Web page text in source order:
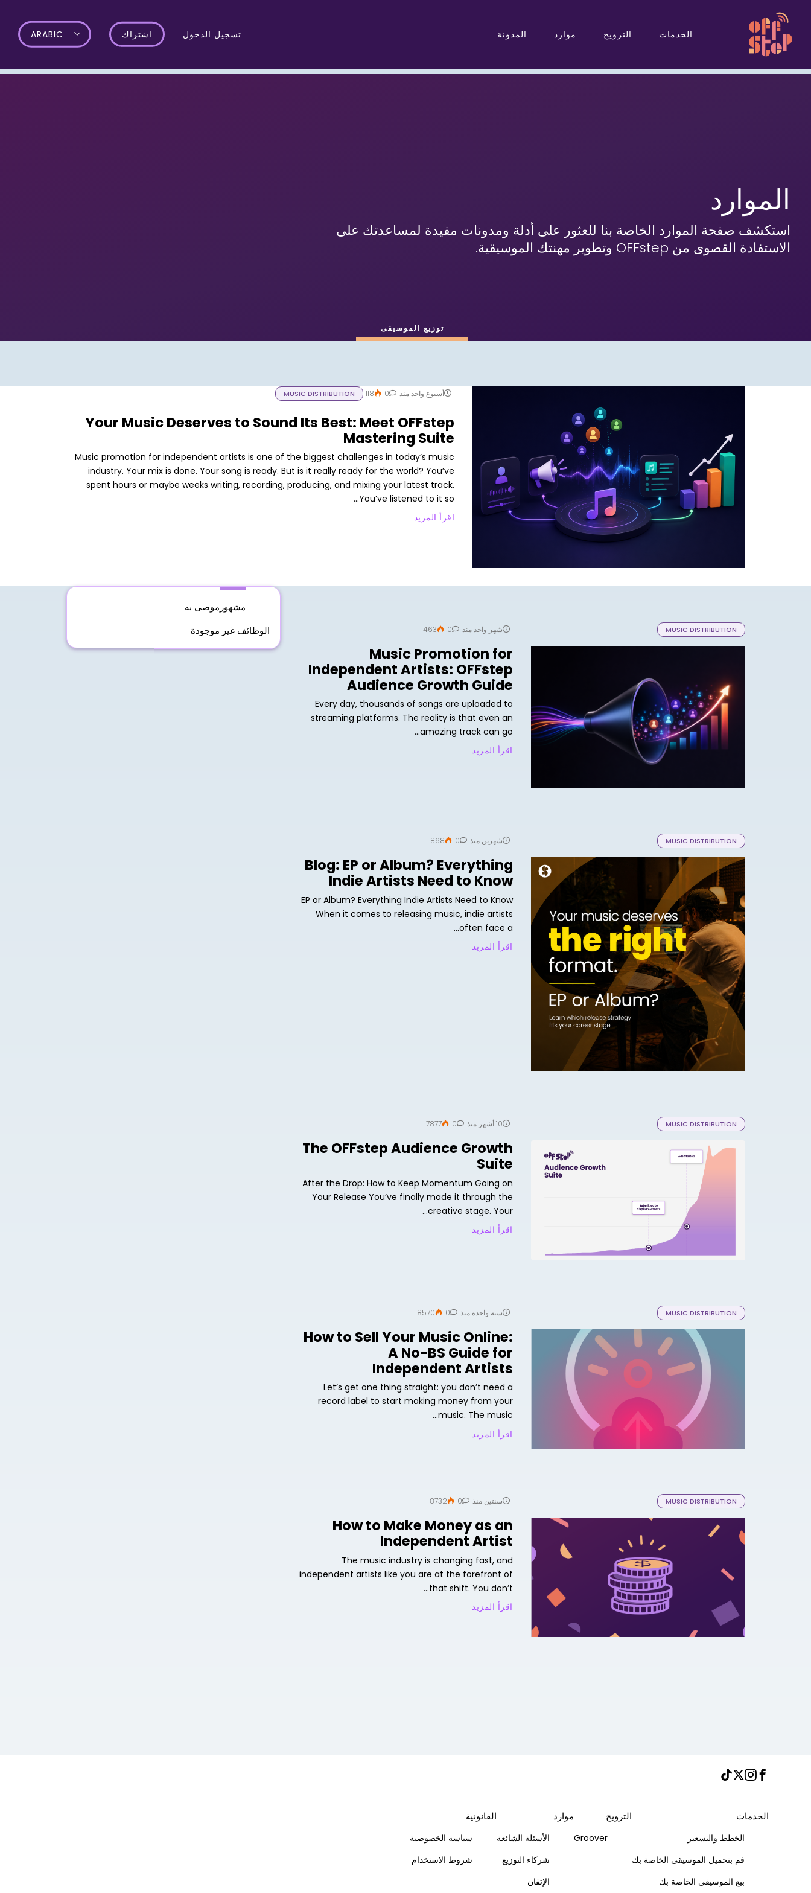
الخدمات الترويج موارد المدونة تسجيل الدخول اشتراك ARABIC
الموارد
استكشف صفحة الموارد الخاصة بنا للعثور على أدلة ومدونات مفيدة لمساعدتك على
الاستفادة القصوى من OFFstep وتطوير مهنتك الموسيقية.
توزيع الموسيقى
أسبوع واحد منذ 0
118
MUSIC DISTRIBUTION
Your Music Deserves to Sound Its Best: Meet OFFstep
Mastering Suite
Music promotion for independent artists is one of the biggest challenges in today’s music
industry. Your mix is done. Your song is ready. But is it really ready for the world? You’ve
spent hours or maybe weeks writing, recording, producing, and mixing your latest track.
You’ve listened to it so...
اقرأ المزيد
MUSIC DISTRIBUTION شهر واحد منذ 0
463
Music Promotion for
Independent Artists: OFFstep
Audience Growth Guide
Every day, thousands of songs are uploaded to
streaming platforms. The reality is that even an
amazing track can go...
اقرأ المزيد
MUSIC DISTRIBUTION شهرين منذ 0
868
Blog: EP or Album? Everything
Indie Artists Need to Know
EP or Album? Everything Indie Artists Need to Know
When it comes to releasing music, indie artists
often face a...
اقرأ المزيد
MUSIC DISTRIBUTION 10 أشهر منذ 0
7877
The OFFstep Audience Growth
Suite
After the Drop: How to Keep Momentum Going on
Your Release You’ve finally made it through the
creative stage. Your...
اقرأ المزيد
MUSIC DISTRIBUTION سنة واحدة منذ 0
8570
How to Sell Your Music Online:
A No-BS Guide for
Independent Artists
Let’s get one thing straight: you don’t need a
record label to start making money from your
music. The music...
اقرأ المزيد
MUSIC DISTRIBUTION سنتين منذ 0
8732
How to Make Money as an
Independent Artist
The music industry is changing fast, and
independent artists like you are at the forefront of
that shift. You don’t...
اقرأ المزيد
مشهور موصى به
الوظائف غير موجودة
Facebook
Instagram
Twitter
TikTok
الخدمات
الخطط والتسعير
قم بتحميل الموسيقى الخاصة بك
بيع الموسيقى الخاصة بك
الترويج
Groover
موارد
الأسئلة الشائعة
شركاء التوزيع
الإتقان
القانونية
سياسة الخصوصية
شروط الاستخدام